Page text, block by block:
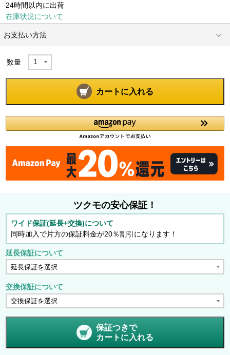
24時間以内に出荷
在庫状況について
お支払い方法
数量
カートに入れる
ツクモの安心保証！
ワイド保証(延長+交換)について
同時加入で片方の保証料金が20％割引になります！
延長保証について
交換保証について
保証つきで
カートに入れる